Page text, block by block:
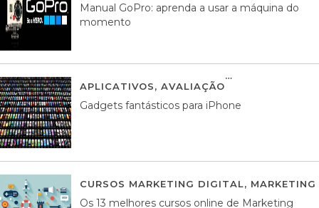
Manual GoPro: aprenda a usar a máquina do
momento
APLICATIVOS, AVALIAÇÃO
Gadgets fantásticos para iPhone
CURSOS MARKETING DIGITAL,
Os 13 melhores cursos online de Marketing